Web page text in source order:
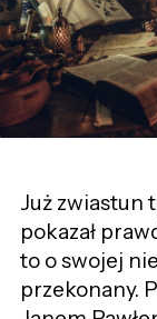
Już zwiastun
pokazał
to o swojej
przekonany.